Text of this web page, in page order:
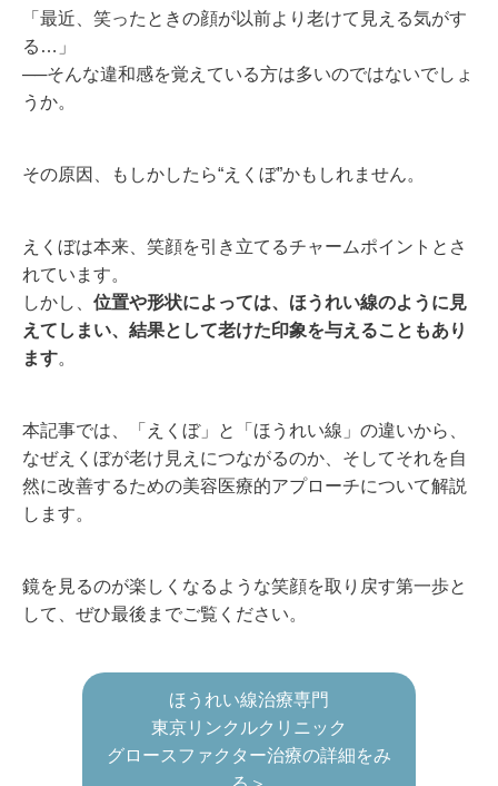
「最近、笑ったときの顔が以前より老けて見える気がす
る…」
──そんな違和感を覚えている方は多いのではないでしょ
うか。
その原因、もしかしたら“えくぼ”かもしれません。
えくぼは本来、笑顔を引き立てるチャームポイントとさ
れています。
しかし、 位置や形状によっては、ほうれい線のように見
えてしまい、結果として老けた印象を与えることもあり
ます。
本記事では、「えくぼ」と「ほうれい線」の違いから、
なぜえくぼが老け見えにつながるのか、そしてそれを自
然に改善するための美容医療的アプローチについて解説
します。
鏡を見るのが楽しくなるような笑顔を取り戻す第一歩と
して、ぜひ最後までご覧ください。
ほうれい線治療専門
東京リンクルクリニック
グロースファクター治療の詳細をみ